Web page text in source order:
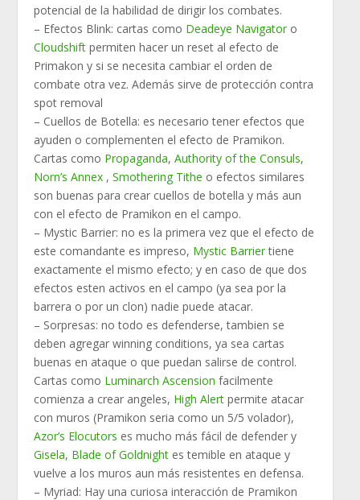
potencial de la habilidad de dirigir los combates.
– Efectos Blink: cartas como Deadeye Navigator o
Cloudshift permiten hacer un reset al efecto de
Primakon y si se necesita cambiar el orden de
combate otra vez. Además sirve de protección contra
spot removal
– Cuellos de Botella: es necesario tener efectos que
ayuden o complementen el efecto de Pramikon.
Cartas como Propaganda,Authority of the Consuls,
Norn’s Annex ,Smothering Tithe o efectos similares
son buenas para crear cuellos de botella y más aun
con el efecto de Pramikon en el campo.
– Mystic Barrier:no es la primera vez que el efecto de
este comandante es impreso, Mystic Barriertiene
exactamente el mismo efecto; y en caso de que dos
efectos esten activos en el campo (ya sea por la
barrera o por un clon) nadie puede atacar.
– Sorpresas:no todo es defenderse, tambien se
deben agregar winning conditions, ya sea cartas
buenas en ataque o que puedan salirse de control.
Cartas como Luminarch Ascension facilmente
comienza a crear angeles, High Alert permite atacar
con muros (Pramikon seria como un 5/5 volador),
Azor’s Elocutors es mucho más fácil de defender y
Gisela, Blade of Goldnight es temible en ataque y
vuelve a los muros aun más resistentes en defensa.
– Myriad: Hay una curiosa interacción de Pramikon